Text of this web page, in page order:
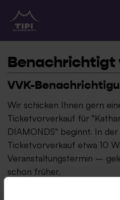
TIPI AM
Benachrichtigt
VVK-
Wir schicken Ihnen gern
Ticketvorverkauf für
DIAMONDS" beginnt. In
Ticketvorverkauf etwa 10
Veranstaltungstermin –
schon früher.